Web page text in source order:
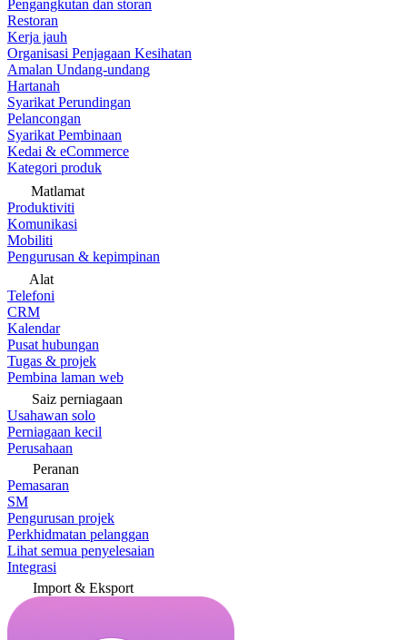
Pengangkutan dan storan
Restoran
Kerja jauh
Organisasi Penjagaan Kesihatan
Amalan Undang-undang
Hartanah
Syarikat Perundingan
Pelancongan
Syarikat Pembinaan
Kedai & eCommerce
Kategori produk
Matlamat
Produktiviti
Komunikasi
Mobiliti
Pengurusan & kepimpinan
Alat
Telefoni
CRM
Kalendar
Pusat hubungan
Tugas & projek
Pembina laman web
Saiz perniagaan
Usahawan solo
Perniagaan kecil
Perusahaan
Peranan
Pemasaran
SM
Pengurusan projek
Perkhidmatan pelanggan
Lihat semua penyelesaian
Integrasi
Import & Eksport